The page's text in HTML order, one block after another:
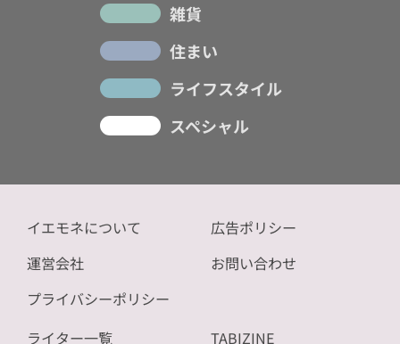
雑貨
住まい
ライフスタイル
スペシャル
イエモネについて
運営会社
プライバシーポリシー
広告ポリシー
お問い合わせ
ライター一覧 TABIZINE